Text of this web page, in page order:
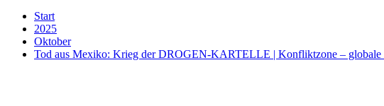
Start
2025
Oktober
Tod aus Mexiko: Krieg der DROGEN-KARTELLE | Konfliktzone – globale